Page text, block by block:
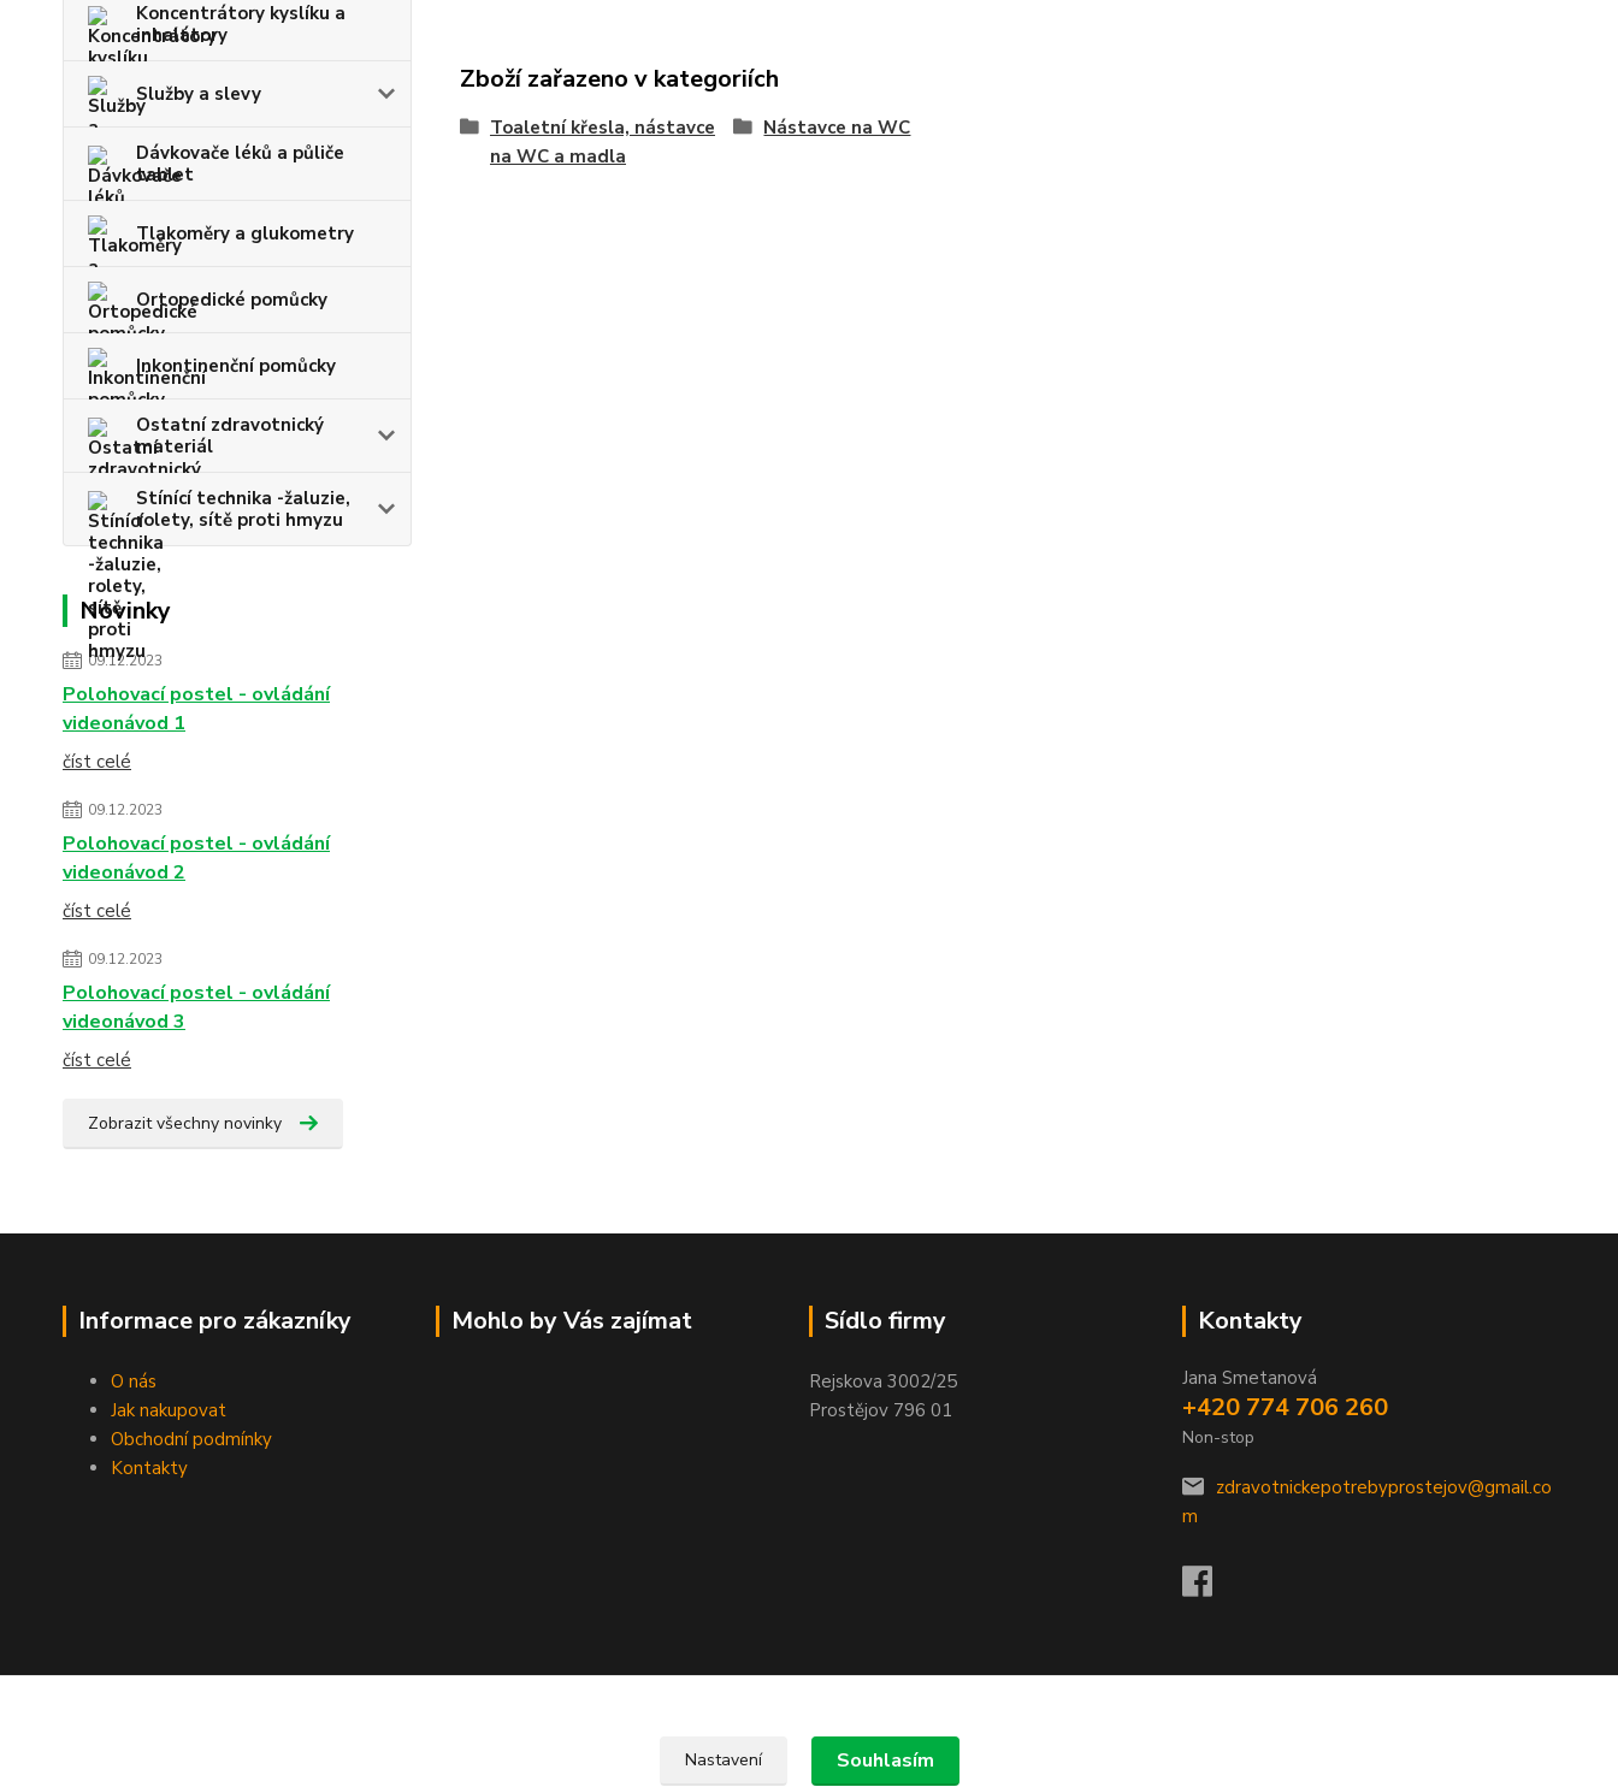
Koncentrátory kyslíku a
inhalátory
Služby a slevy
Dávkovače léků a půliče
tablet
Tlakoměry a glukometry
Ortopedické pomůcky
Inkontinenční pomůcky
Ostatní zdravotnický
materiál
Stínící technika -žaluzie,
rolety, sítě proti hmyzu
Novinky
09.12.2023
Polohovací postel - ovládání
videonávod 1
číst celé
09.12.2023
Polohovací postel - ovládání
videonávod 2
číst celé
09.12.2023
Polohovací postel - ovládání
videonávod 3
číst celé
Zobrazit všechny novinky
Zboží zařazeno v kategoriích
Toaletní křesla, nástavce
na WC a madla
Nástavce na WC
Informace pro zákazníky
O nás
Jak nakupovat
Obchodní podmínky
Kontakty
Mohlo by Vás zajímat Sídlo firmy
Rejskova 3002/25
Prostějov 796 01
Kontakty
Jana Smetanová
+420 774 706 260
Non-stop
zdravotnickepotrebyprostejov@gmail.co
m
Nastavení Souhlasím